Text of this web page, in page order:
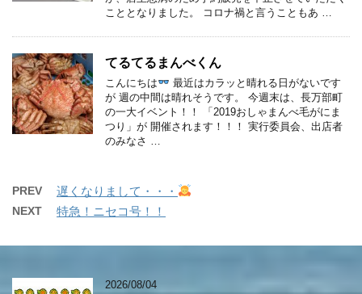
こととなりました。 コロナ禍と言うこともあ …
てるてるまんべくん
こんにちは
最近はカラッと晴れる日がないです
が 週の中間は晴れそうです。 今週末は、長万部町
の一大イベント！！ 「2019おしゃまんべ毛がにま
つり」が 開催されます！！！ 実行委員会、出店者
のみなさ …
PREV 遅くなりまして・・・
NEXT 特急！ニセコ号！！
2026/08/04